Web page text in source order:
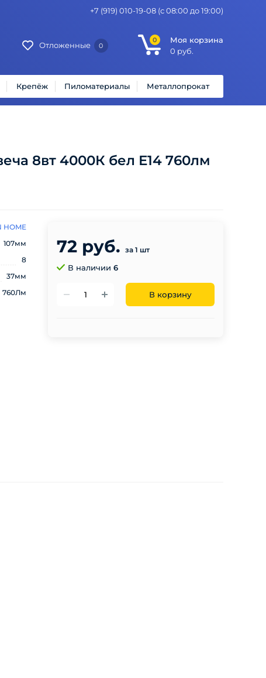
+7 (919) 010-19-08 (с 08:00 до 19:00)
Отложенные 0
0
Моя корзина
0 руб.
Крепёж Пиломатериалы Металлопрокат
8вт 4000К бел Е14 760лм
HOME
107мм
8
37мм
760Лм
72 руб. за 1 шт
В наличии 6
В корзину